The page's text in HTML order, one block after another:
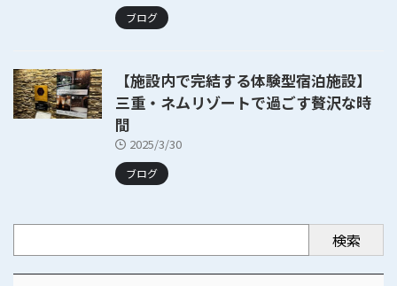
ブログ
【施設内で完結する体験型宿泊施設】
三重・ネムリゾートで過ごす贅沢な時
間
2025/3/30
ブログ
検索